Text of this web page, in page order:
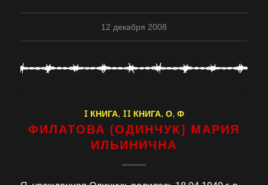
12 декабря 2008
I КНИГА, II КНИГА, О, Ф
ФИЛАТОВА (ОДИНЧУК) МАРИЯ
ИЛЬИНИЧНА